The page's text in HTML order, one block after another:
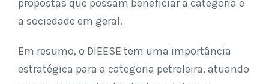
propostas que possam beneficiar a categoria e
a sociedade em geral.
Em resumo, o DIEESE tem uma importância
estratégica para a categoria petroleira, atuando